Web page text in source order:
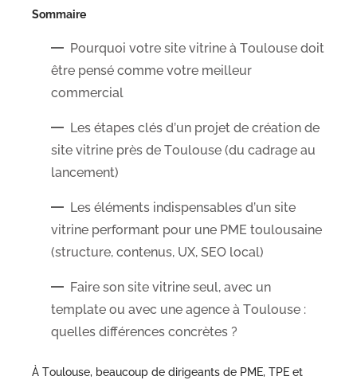
Sommaire
Pourquoi votre site vitrine à Toulouse doit
être pensé comme votre meilleur
commercial
Les étapes clés d’un projet de création de
site vitrine près de Toulouse (du cadrage au
lancement)
Les éléments indispensables d’un site
vitrine performant pour une PME toulousaine
(structure, contenus, UX, SEO local)
Faire son site vitrine seul, avec un
template ou avec une agence à Toulouse :
quelles différences concrètes ?
À Toulouse, beaucoup de dirigeants de PME, TPE et